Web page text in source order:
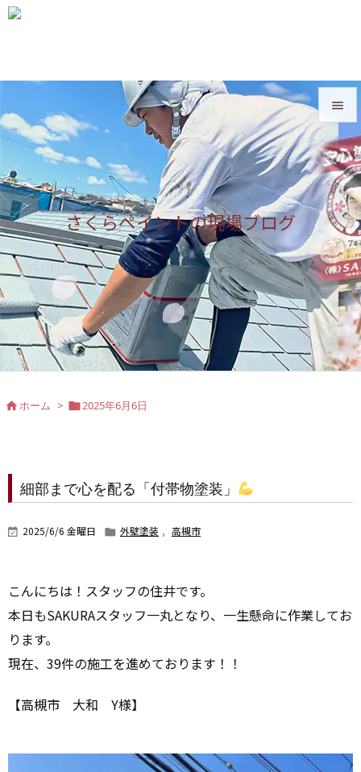
さくらペイントの現場ブログ


メニュ

サイド

前へ

次へ

検索
ホーム > 2025年6月6日
細部まで心を配る「付帯物塗装」
 2025/6/6 金曜日  外壁塗装 , 高槻市
こんにちは！スタッフの住井です。
本日もSAKURAスタッフ一丸となり、一生懸命に作業してお
ります。
現在、39件の施工を進めております！！
【高槻市 大和 Y様】